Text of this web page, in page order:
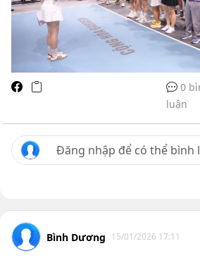
0
luận
Bình Dương 15/01/2026 17:11